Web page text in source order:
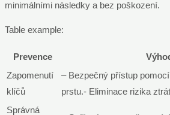
minimálními následky a bez poškození.
Table example:
Prevence
Zapomenutí
klíčů
– Bezpečný přístup
prstu.- Eliminace rizika
Správná